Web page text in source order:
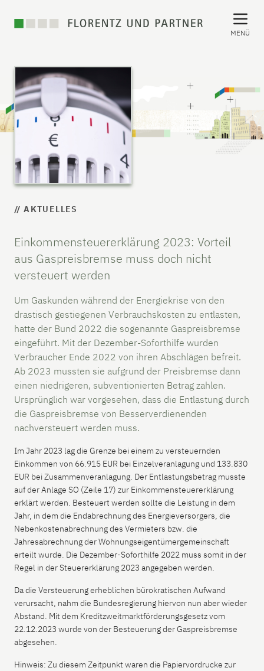
MENÜ
// AKTUELLES
Einkommensteuererklärung 2023: Vorteil
aus Gaspreisbremse muss doch nicht
versteuert werden
Um Gaskunden während der Energiekrise von den
drastisch gestiegenen Verbrauchskosten zu entlasten,
hatte der Bund 2022 die sogenannte Gaspreisbremse
eingeführt. Mit der Dezember-Soforthilfe wurden
Verbraucher Ende 2022 von ihren Abschlägen befreit.
Ab 2023 mussten sie aufgrund der Preisbremse dann
einen niedrigeren, subventionierten Betrag zahlen.
Ursprünglich war vorgesehen, dass die Entlastung durch
die Gaspreisbremse von Besserverdienenden
nachversteuert werden muss.
Im Jahr 2023 lag die Grenze bei einem zu versteuernden
Einkommen von 66.915 EUR bei Einzelveranlagung und 133.830
EUR bei Zusammenveranlagung. Der Entlastungsbetrag musste
auf der Anlage SO (Zeile 17) zur Einkommensteuererklärung
erklärt werden. Besteuert werden sollte die Leistung in dem
Jahr, in dem die Endabrechnung des Energieversorgers, die
Nebenkostenabrechnung des Vermieters bzw. die
Jahresabrechnung der Wohnungseigentümergemeinschaft
erteilt wurde. Die Dezember-Soforthilfe 2022 muss somit in der
Regel in der Steuererklärung 2023 angegeben werden.
Da die Versteuerung erheblichen bürokratischen Aufwand
verursacht, nahm die Bundesregierung hiervon nun aber wieder
Abstand. Mit dem Kreditzweitmarktförderungsgesetz vom
22.12.2023 wurde von der Besteuerung der Gaspreisbremse
abgesehen.
Hinweis: Zu diesem Zeitpunkt waren die Papiervordrucke zur